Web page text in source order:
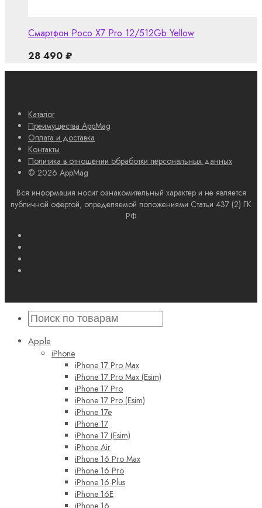
Смартфон Poco X7 Pro 12/512Gb Yellow
28 490 ₽
Каталог
Преимущества AppMag
Оплата и доставка
Контакты
Политика в отношении обработки персональных данных
© 2026 AppMag
Вся информация носит ознакомительный характер и не является
публичной офертой, определяемой положениями Статьи 437 (2) ГК
РФ
Apple
iPhone
iPhone 17 Pro Max
iPhone 17 Pro Max (Esim)
iPhone 17 Pro
iPhone 17 Pro (Esim)
iPhone 17e
iPhone 17
iPhone 17 (Esim)
iPhone Air
iPhone 16 Pro Max
iPhone 16 Pro
iPhone 16 Plus
iPhone 16E
iPhone 16